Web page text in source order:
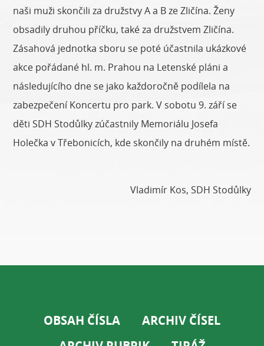
naši muži skončili za družstvy A a B ze Zličína. Ženy
obsadily druhou příčku, také za družstvem Zličína.
Zásahová jednotka sboru se poté účastnila ukázkové
akce pořádané hl. m. Prahou na Letenské pláni a
následujícího dne se jako každoročně podílela na
zabezpečení Koncertu pro park. V sobotu 9. září se
děti SDH Stodůlky zúčastnily Memoriálu Josefa
Holečka v Třebonicích, kde skončily na druhém místě.
Vladimír Kos, SDH Stodůlky
OBSAH ČÍSLA
ARCHIV ČÍSEL